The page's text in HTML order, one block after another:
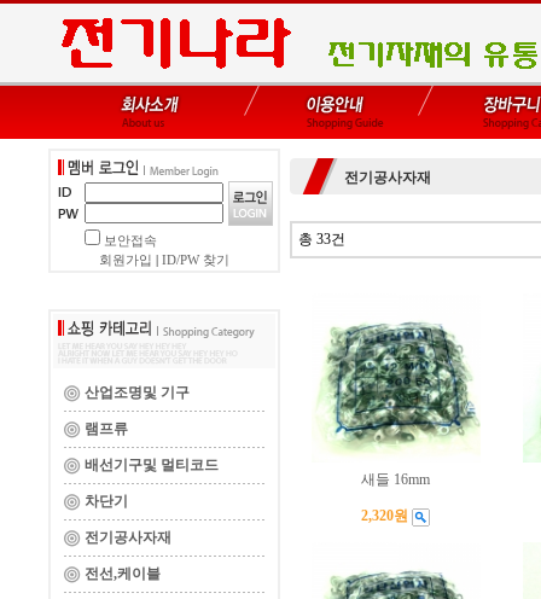
보안접속
회원가입
ID/PW 찾기
산업조명및 기구
램프류
배선기구및 멀티코드
차단기
전기공사자재
전선,케이블
전기공사자재
총 33건
새들 16mm
2,320원